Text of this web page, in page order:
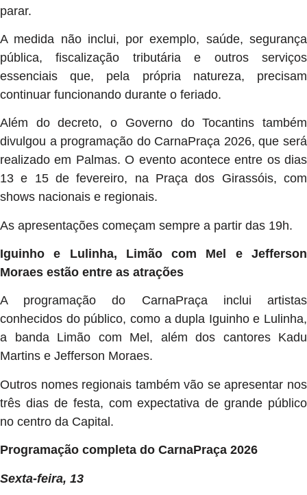
parar.
A medida não inclui, por exemplo, saúde, segurança
pública, fiscalização tributária e outros serviços
essenciais que, pela própria natureza, precisam
continuar funcionando durante o feriado.
Além do decreto, o Governo do Tocantins também
divulgou a programação do CarnaPraça 2026, que será
realizado em Palmas. O evento acontece entre os dias
13 e 15 de fevereiro, na Praça dos Girassóis, com
shows nacionais e regionais.
As apresentações começam sempre a partir das 19h.
Iguinho e Lulinha, Limão com Mel e Jefferson
Moraes estão entre as atrações
A programação do CarnaPraça inclui artistas
conhecidos do público, como a dupla Iguinho e Lulinha,
a banda Limão com Mel, além dos cantores Kadu
Martins e Jefferson Moraes.
Outros nomes regionais também vão se apresentar nos
três dias de festa, com expectativa de grande público
no centro da Capital.
Programação completa do CarnaPraça 2026
Sexta-feira, 13